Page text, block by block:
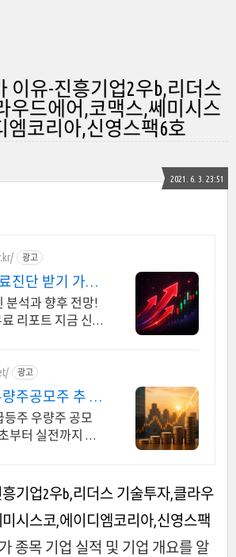
이유-진흥기업2우b,리더스
우드에어,코맥스,쎄미시스
엠코리아,신영스팩6호
2021. 6. 3. 23:51
광고
진단 받기 가입
100%
분석과 향후 전망!
리포트 지금 신
광고
주공모주 추 지
요
등주 우량주 공모
부터 실전까지 함
기업2우b,리더스 기술투자,클라우
시스코,에이디엠코리아,신영스팩
종목 기업 실적 및 기업 개요를 알